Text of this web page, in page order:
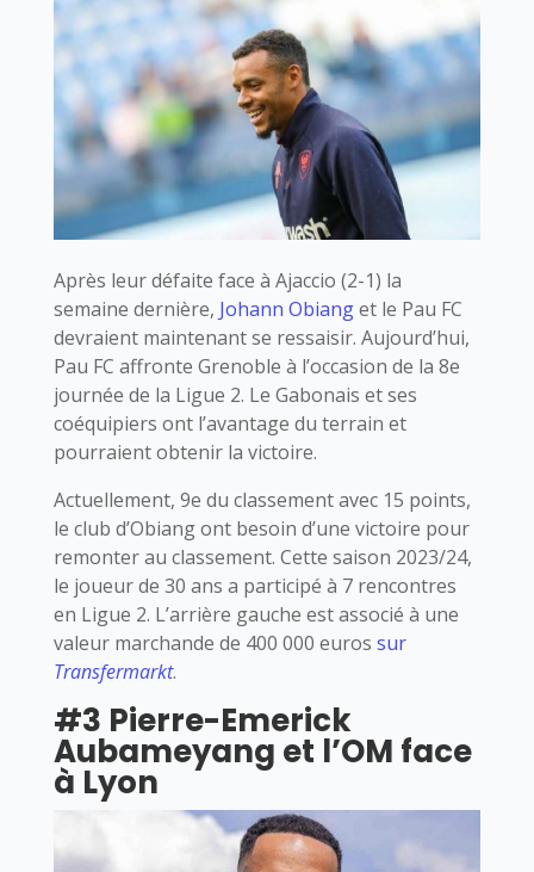
Après leur défaite face à Ajaccio (2-1) la
semaine dernière, Johann Obianget le Pau FC
devraient maintenant se ressaisir. Aujourd’hui,
Pau FC affronte Grenoble à l’occasion de la 8e
journée de la Ligue 2. Le Gabonais et ses
coéquipiers ont l’avantage du terrain et
pourraient obtenir la victoire.
Actuellement, 9e du classement avec 15 points,
le club d’Obiang ont besoin d’une victoire pour
remonter au classement. Cette saison 2023/24,
le joueur de 30 ans a participé à 7 rencontres
en Ligue 2. L’arrière gauche est associé à une
valeur marchande de 400 000 euros sur
Transfermarkt.
#3 Pierre-Emerick
Aubameyang et l’OM face
à Lyon